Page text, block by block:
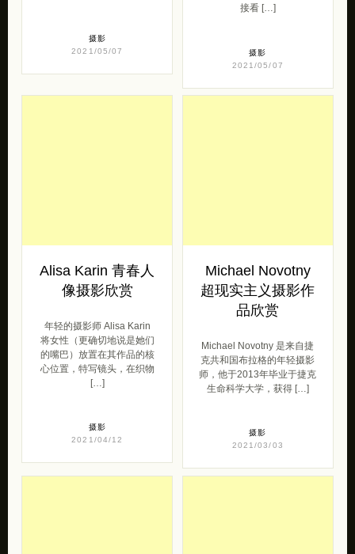
摄影
2021/05/07
接看 […]
摄影
2021/05/07
Alisa Karin 青春人
像摄影欣赏
年轻的摄影师 Alisa Karin
将女性（更确切地说是她们
的嘴巴）放置在其作品的核
心位置，特写镜头，在织物
[…]
摄影
2021/04/12
Michael Novotny
超现实主义摄影作
品欣赏
Michael Novotny 是来自捷
克共和国布拉格的年轻摄影
师，他于2013年毕业于捷克
生命科学大学，获得 […]
摄影
2021/03/03